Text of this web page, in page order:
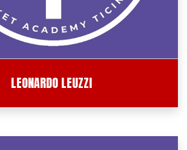
LEONARDO LEUZZI